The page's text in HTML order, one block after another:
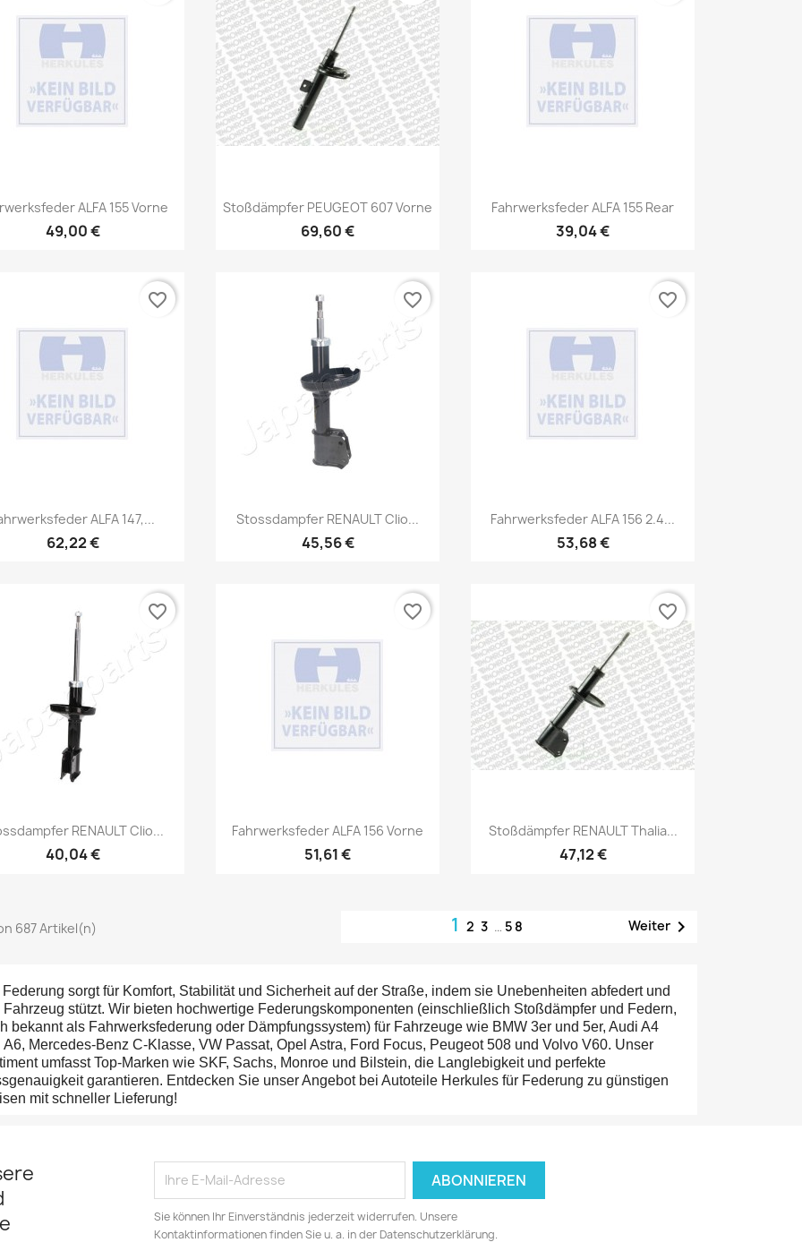
Vorschau
ALFA 155 Vorne
49,00 €
Vorschau
Stoßdämpfer PEUGEOT 607 Vorne
69,60 €
Vorschau
Fahrwerksfeder ALFA 155 Rear
39,04 €
VorschauALFA 147,...
62,22 €
favorite_border
Vorschau
Stossdampfer RENAULT Clio...
45,56 €
favorite_border
Vorschau
Fahrwerksfeder ALFA 156 2.4...
53,68 €
favorite_border
Vorschau
RENAULT Clio...
40,04 €
favorite_border
Vorschau
Fahrwerksfeder ALFA 156 Vorne
51,61 €
favorite_border
Vorschau
Stoßdämpfer RENAULT Thalia...
47,12 €
favorite_border
687 Artikel(n) 1 2 3 … 58 Weiter
sorgt für Komfort, Stabilität und Sicherheit auf der Straße, indem sie Unebenheiten abfedert und
Fahrzeug stützt. Wir bieten hochwertige Federungskomponenten (einschließlich Stoßdämpfer und Federn,
bekannt als Fahrwerksfederung oder Dämpfungssystem) für Fahrzeuge wie BMW 3er und 5er, Audi A4
A6, Mercedes-Benz C-Klasse, VW Passat, Opel Astra, Ford Focus, Peugeot 508 und Volvo V60. Unser
umfasst Top-Marken wie SKF, Sachs, Monroe und Bilstein, die Langlebigkeit und perfekte
garantieren. Entdecken Sie unser Angebot bei Autoteile Herkules für Federung zu günstigen
mit schneller Lieferung!
Sie können Ihr Einverständnis jederzeit widerrufen. Unsere
Kontaktinformationen finden Sie u. a. in der Datenschutzerklärung.